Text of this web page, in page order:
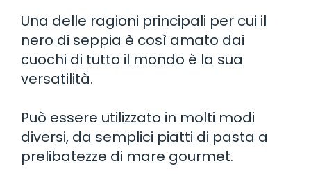
Una delle ragioni principali per cui il
nero di seppia è così amato dai
cuochi di tutto il mondo è la sua
versatilità.
Può essere utilizzato in molti modi
diversi, da semplici piatti di pasta a
prelibatezze di mare gourmet.